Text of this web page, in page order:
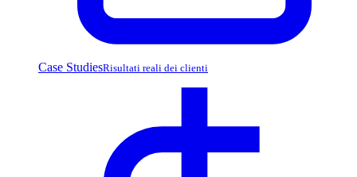
Case StudiesRisultati reali dei clienti